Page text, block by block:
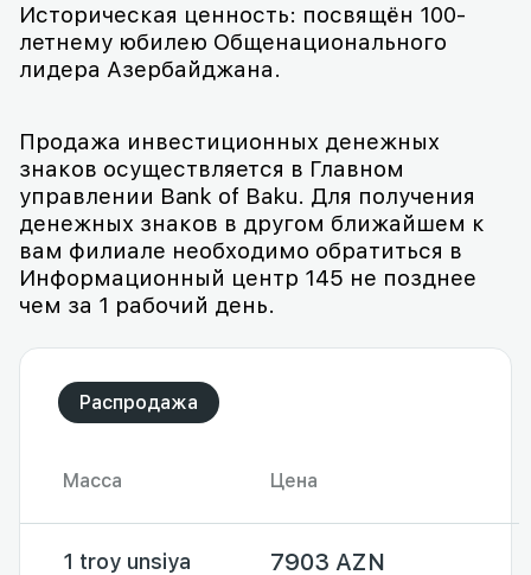
Историческая ценность: посвящён 100-
летнему юбилею Общенационального
лидера Азербайджана.
Продажа инвестиционных денежных
знаков осуществляется в Главном
управлении Bank of Baku. Для получения
денежных знаков в другом ближайшем к
вам филиале необходимо обратиться в
Информационный центр 145 не позднее
чем за 1 рабочий день.
Распродажа
Масса Цена
1 troy unsiya 7903 AZN